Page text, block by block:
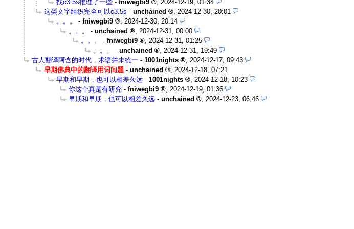
找c3.5s推理了一些 - fniwegbi9
2024-12-19, 01:34
这类文字组织完全可以c3.5s - unchained
2024-12-30, 20:01
。。。
- fniwegbi9
2024-12-30, 20:14
。。。
- unchained
2024-12-31, 00:00
。。。
- fniwegbi9
2024-12-31, 01:25
。。。
- unchained
2024-12-31, 19:49
古人翻译阿含的时代，术语并未统一 - 1001nights
2024-12-17, 09:43
早期佛典中的翻译用词问题 - unchained
2024-12-18, 07:21
早期和早期，也可以相差久远 - 1001nights
2024-12-18, 10:23
你这个真是有研究 - fniwegbi9
2024-12-19, 01:36
早期和早期，也可以相差久远 - unchained 2024-12-23, 06:46